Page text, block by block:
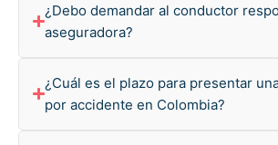
¿Debo demandar al conductor
aseguradora?
¿Cuál es el plazo para presentar
por accidente en Colombia?